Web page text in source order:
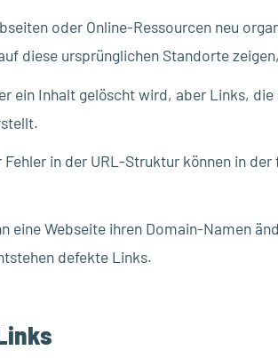
oder Online-Ressourcen neu
diese ursprünglichen Standorte
ein Inhalt gelöscht wird, aber Links,
in der URL-Struktur können in der
eine Webseite ihren Domain-Namen
defekte Links.